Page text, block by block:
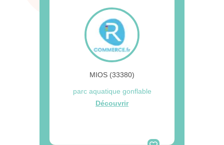
MIOS (33380)
parc aquatique gonflable
Découvrir